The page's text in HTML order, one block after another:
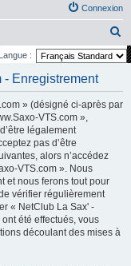
Connexion
e
Langue :
- Enregistrement
» (désigné ci-après par
VTS.com »,
légalement
pas d’être
alors n’accédez
VTS.com ». Nous
et nous ferons tout pour
vérifier régulièrement
« NetClub La Sax' -
été effectués, vous
découlant des mises à